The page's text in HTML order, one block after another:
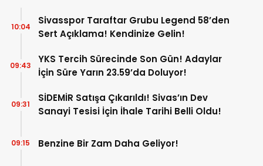
Sivasspor Taraftar Grubu Legend 58’den
Sert Açıklama! Kendinize Gelin!
10:04
YKS Tercih Sürecinde Son Gün! Adaylar
İçin Süre Yarın 23.59’da Doluyor!
09:43
SİDEMİR Satışa Çıkarıldı! Sivas’ın Dev
Sanayi Tesisi İçin İhale Tarihi Belli Oldu!
09:31
Benzine Bir Zam Daha Geliyor!
09:15